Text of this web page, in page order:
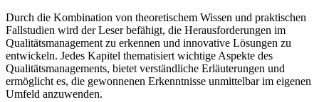
Durch die Kombination von theoretischem Wissen und praktischen
Fallstudien wird der Leser befähigt, die Herausforderungen im
Qualitätsmanagement zu erkennen und innovative Lösungen zu
entwickeln. Jedes Kapitel thematisiert wichtige Aspekte des
Qualitätsmanagements, bietet verständliche Erläuterungen und
ermöglicht es, die gewonnenen Erkenntnisse unmittelbar im eigenen
Umfeld anzuwenden.